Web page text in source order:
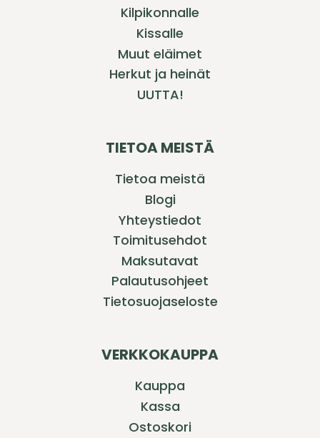
Kilpikonnalle
Kissalle
Muut eläimet
Herkut ja heinät
UUTTA!
TIETOA MEISTÄ
Tietoa meistä
Blogi
Yhteystiedot
Toimitusehdot
Maksutavat
Palautusohjeet
Tietosuojaseloste
VERKKOKAUPPA
Kauppa
Kassa
Ostoskori